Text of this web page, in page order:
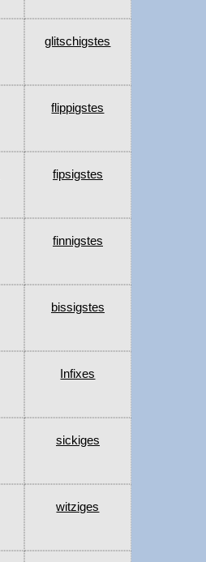
glitschigstes
flippigstes
fipsigstes
finnigstes
bissigstes
Infixes
sickiges
witziges